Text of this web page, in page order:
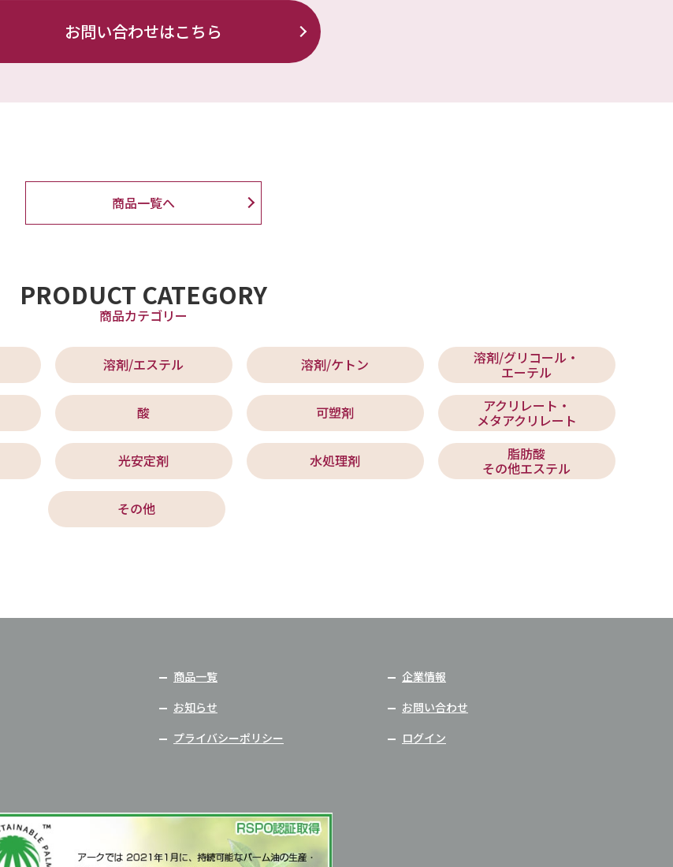
お問い合わせはこちら
商品一覧へ
PRODUCT CATEGORY
商品カテゴリー
溶剤/エステル 溶剤/ケトン 溶剤/グリコール・
エーテル
酸 可塑剤 アクリレート・
メタアクリレート
光安定剤 水処理剤 脂肪酸
その他エステル
その他
商品一覧
企業情報
お知らせ
お問い合わせ
プライバシーポリシー
ログイン